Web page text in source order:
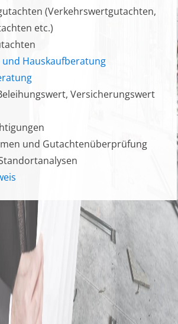
(Verkehrswertgutachten,
etc.)
Hauskaufberatung
Versicherungswert
und Gutachtenüberprüfung